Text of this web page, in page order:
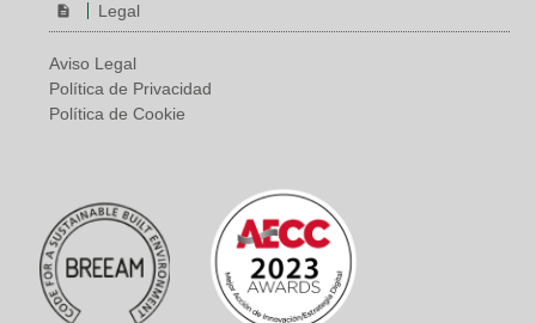
Legal
Aviso Legal
Política de Privacidad
Política de Cookie